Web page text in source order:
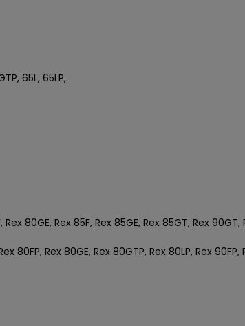
65L, 65LP,
80GE, Rex 85F, Rex 85GE, Rex 85GT, Rex 90GT,
80FP, Rex 80GE, Rex 80GTP, Rex 80LP, Rex 90FP,